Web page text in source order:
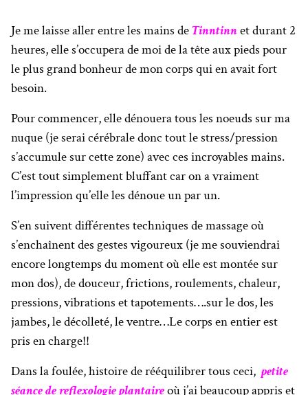
Je me laisse aller entre les mains deTinntinnet durant 2
heures, elle s’occupera de moi de la tête aux pieds pour
le plus grand bonheur de mon corps qui en avait fort
besoin.
Pour commencer, elle dénouera tous les noeuds sur ma
nuque (je serai cérébrale donc tout le stress/pression
s’accumule sur cette zone) avec ces incroyables mains.
C’est tout simplement bluffant car on a vraiment
l’impression qu’elle les dénoue un par un.
S’en suivent différentes techniques de massage où
s’enchaînent des gestes vigoureux (je me souviendrai
encore longtemps du moment où elle est montée sur
mon dos), de douceur, frictions, roulements, chaleur,
pressions, vibrations et tapotements….sur le dos, les
jambes, le décolleté, le ventre…Le corps en entier est
pris en charge!!
Dans la foulée, histoire de rééquilibrer tous ceci, petite
séance de reflexologie plantaireoù j’ai beaucoup appris et